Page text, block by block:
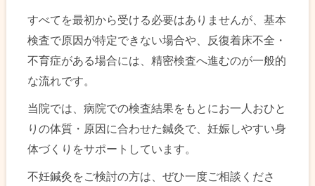
すべてを最初から受ける必要はありませんが、基本
検査で原因が特定できない場合や、反復着床不全・
不育症がある場合には、精密検査へ進むのが一般的
な流れです。
当院では、病院での検査結果をもとにお一人おひと
りの体質・原因に合わせた鍼灸で、妊娠しやすい身
体づくりをサポートしています。
不妊鍼灸をご検討の方は、ぜひ一度ご相談くださ